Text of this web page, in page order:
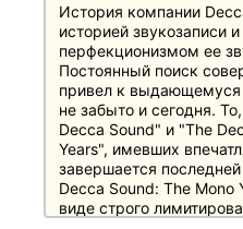
История компании
историей звукозаписи
перфекционизмом ее
Постоянный поиск
привел к выдающемуся
не забыто и сегодня.
Decca Sound" и "The
Years", имевших
завершается
Decca Sound: The
виде строго